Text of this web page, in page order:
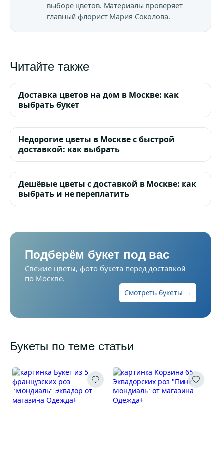
выборе цветов. Материалы проверяет
главный флорист Мария Соколова.
Читайте также
Доставка цветов на дом в Москве: как
выбрать букет
Недорогие цветы в Москве с быстрой
доставкой: как выбрать
Дешёвые цветы с доставкой в Москве: как
выбрать и не переплатить
Подберём букет под вас
Свежие цветы, фото букета перед доставкой
по Москве.
Смотреть букеты →
Букеты по теме статьи